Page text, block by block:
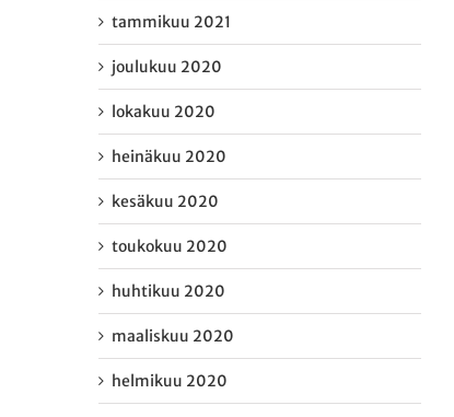
tammikuu 2021
joulukuu 2020
lokakuu 2020
heinäkuu 2020
kesäkuu 2020
toukokuu 2020
huhtikuu 2020
maaliskuu 2020
helmikuu 2020